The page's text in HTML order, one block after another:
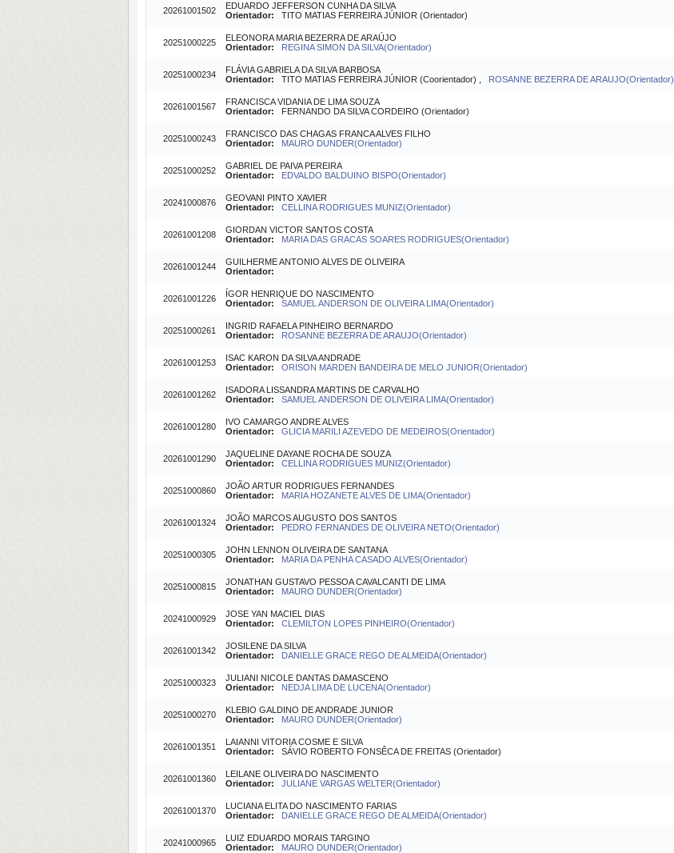
20261001502
EDUARDO JEFFERSON CUNHA DA SILVA
Orientador: TITO MATIAS FERREIRA JÚNIOR (Orientador)
20251000225
ELEONORA MARIA BEZERRA DE ARAÚJO
Orientador:
REGINA SIMON DA SILVA(Orientador)
20251000234
FLÁVIA GABRIELA DA SILVA BARBOSA
Orientador: TITO MATIAS FERREIRA JÚNIOR (Coorientador) , ROSANNE BEZERRA DE ARAUJO(Orientador)
20261001567
FRANCISCA VIDANIA DE LIMA SOUZA
Orientador: FERNANDO DA SILVA CORDEIRO (Orientador)
20251000243
FRANCISCO DAS CHAGAS FRANCA ALVES FILHO
Orientador:
MAURO DUNDER(Orientador)
20251000252
GABRIEL DE PAIVA PEREIRA
Orientador:
EDVALDO BALDUINO BISPO(Orientador)
20241000876
GEOVANI PINTO XAVIER
Orientador:
CELLINA RODRIGUES MUNIZ(Orientador)
20261001208
GIORDAN VICTOR SANTOS COSTA
Orientador:
MARIA DAS GRACAS SOARES RODRIGUES(Orientador)
20261001244
GUILHERME ANTONIO ALVES DE OLIVEIRA
Orientador:
20261001226
ÍGOR HENRIQUE DO NASCIMENTO
Orientador:
SAMUEL ANDERSON DE OLIVEIRA LIMA(Orientador)
20251000261
INGRID RAFAELA PINHEIRO BERNARDO
Orientador:
ROSANNE BEZERRA DE ARAUJO(Orientador)
20261001253
ISAC KARON DA SILVA ANDRADE
Orientador:
ORISON MARDEN BANDEIRA DE MELO JUNIOR(Orientador)
20261001262
ISADORA LISSANDRA MARTINS DE CARVALHO
Orientador:
SAMUEL ANDERSON DE OLIVEIRA LIMA(Orientador)
20261001280
IVO CAMARGO ANDRE ALVES
Orientador:
GLICIA MARILI AZEVEDO DE MEDEIROS(Orientador)
20261001290
JAQUELINE DAYANE ROCHA DE SOUZA
Orientador:
CELLINA RODRIGUES MUNIZ(Orientador)
20251000860
JOÃO ARTUR RODRIGUES FERNANDES
Orientador:
MARIA HOZANETE ALVES DE LIMA(Orientador)
20261001324
JOÃO MARCOS AUGUSTO DOS SANTOS
Orientador:
PEDRO FERNANDES DE OLIVEIRA NETO(Orientador)
20251000305
JOHN LENNON OLIVEIRA DE SANTANA
Orientador:
MARIA DA PENHA CASADO ALVES(Orientador)
20251000815
JONATHAN GUSTAVO PESSOA CAVALCANTI DE LIMA
Orientador:
MAURO DUNDER(Orientador)
20241000929
JOSE YAN MACIEL DIAS
Orientador:
CLEMILTON LOPES PINHEIRO(Orientador)
20261001342
JOSILENE DA SILVA
Orientador:
DANIELLE GRACE REGO DE ALMEIDA(Orientador)
20251000323
JULIANI NICOLE DANTAS DAMASCENO
Orientador:
NEDJA LIMA DE LUCENA(Orientador)
20251000270
KLEBIO GALDINO DE ANDRADE JUNIOR
Orientador:
MAURO DUNDER(Orientador)
20261001351
LAIANNI VITORIA COSME E SILVA
Orientador: SÁVIO ROBERTO FONSÊCA DE FREITAS (Orientador)
20261001360
LEILANE OLIVEIRA DO NASCIMENTO
Orientador:
JULIANE VARGAS WELTER(Orientador)
20261001370
LUCIANA ELITA DO NASCIMENTO FARIAS
Orientador:
DANIELLE GRACE REGO DE ALMEIDA(Orientador)
20241000965
LUIZ EDUARDO MORAIS TARGINO
Orientador:
MAURO DUNDER(Orientador)